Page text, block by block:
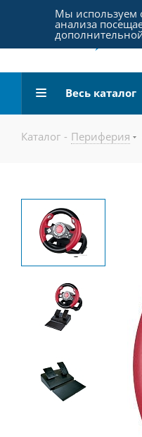
Весь каталог
Каталог - Периферия
Мы используем
анализа